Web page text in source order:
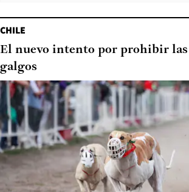
CHILE
El nuevo intento por prohibir las
galgos